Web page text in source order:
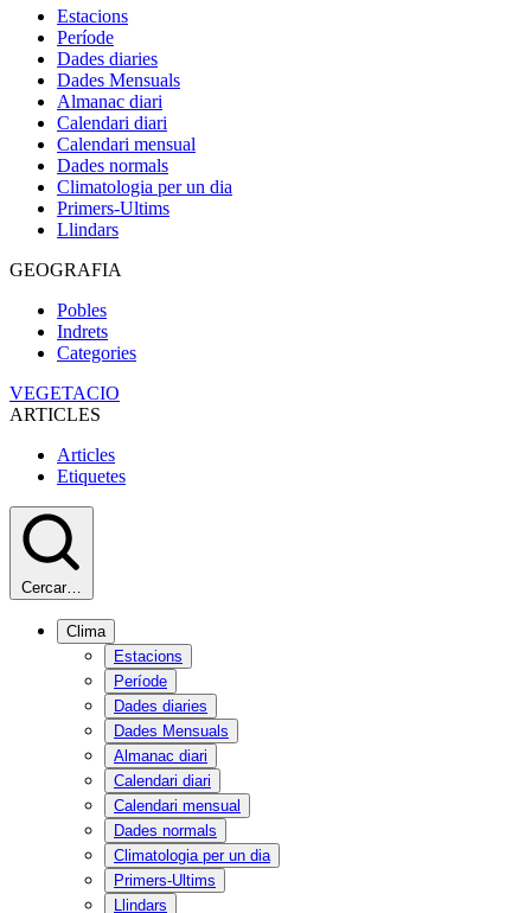
Estacions
Període
Dades diaries
Dades Mensuals
Almanac diari
Calendari diari
Calendari mensual
Dades normals
Climatologia per un dia
Primers-Ultims
Llindars
GEOGRAFIA
Pobles
Indrets
Categories
VEGETACIO
ARTICLES
Articles
Etiquetes
Cercar…
Clima
Estacions
Període
Dades diaries
Dades Mensuals
Almanac diari
Calendari diari
Calendari mensual
Dades normals
Climatologia per un dia
Primers-Ultims
Llindars